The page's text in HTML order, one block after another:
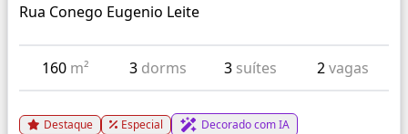
Rua Conego Eugenio Leite
160 m² 3 dorms 3 suítes 2vagas
Destaque Especial Decorado com IA